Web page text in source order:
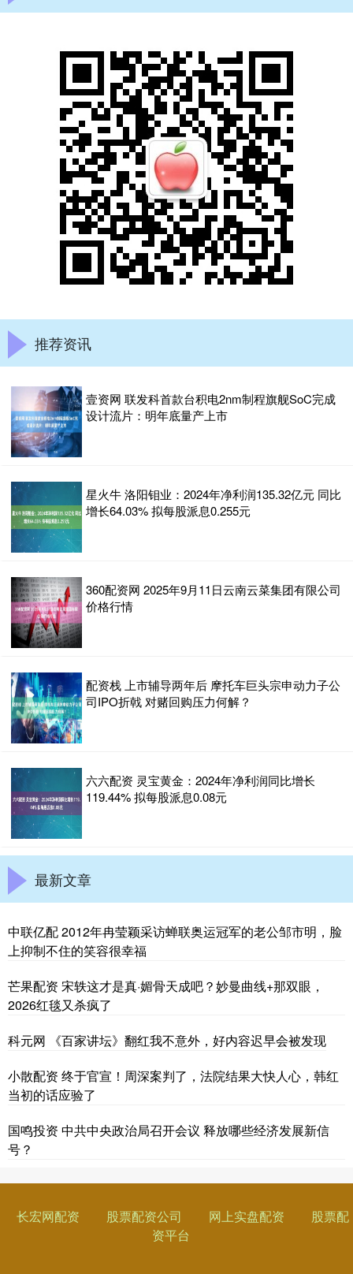
推荐资讯
壹资网 联发科首款台积电2nm制程旗舰SoC完成
设计流片：明年底量产上市
星火牛 洛阳钼业：2024年净利润135.32亿元 同比
增长64.03% 拟每股派息0.255元
360配资网 2025年9月11日云南云菜集团有限公司
价格行情
配资栈 上市辅导两年后 摩托车巨头宗申动力子公
司IPO折戟 对赌回购压力何解？
六六配资 灵宝黄金：2024年净利润同比增长
119.44% 拟每股派息0.08元
最新文章
中联亿配 2012年冉莹颖采访蝉联奥运冠军的老公邹市明，脸
上抑制不住的笑容很幸福
芒果配资 宋轶这才是真·媚骨天成吧？妙曼曲线+那双眼，
2026红毯又杀疯了
科元网 《百家讲坛》翻红我不意外，好内容迟早会被发现
小散配资 终于官宣！周深案判了，法院结果大快人心，韩红
当初的话应验了
国鸣投资 中共中央政治局召开会议 释放哪些经济发展新信
号？
长宏网配资 股票配资公司 网上实盘配资
股票配
资平台